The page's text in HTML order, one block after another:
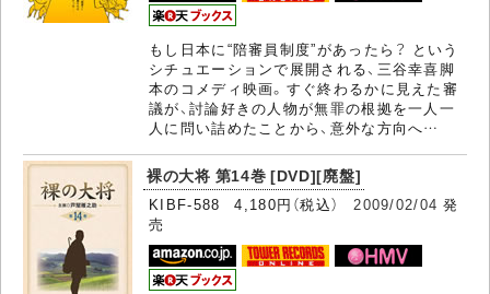
もし日本に“陪審員制度”があったら？ という
シチュエーションで展開される、三谷幸喜脚
本のコメディ映画。すぐ終わるかに見えた審
議が、討論好きの人物が無罪の根拠を一人一
人に問い詰めたことから、意外な方向へ…
裸の大将 第14巻 [DVD][廃盤]
KIBF-588 4,180円（税込） 2009/02/04 発
売